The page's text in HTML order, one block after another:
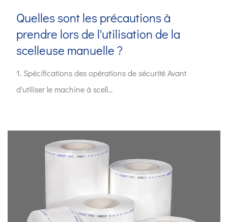
Quelles sont les précautions à
prendre lors de l'utilisation de la
scelleuse manuelle ?
1. Spécifications des opérations de sécurité Avant
d'utiliser le machine à scell...